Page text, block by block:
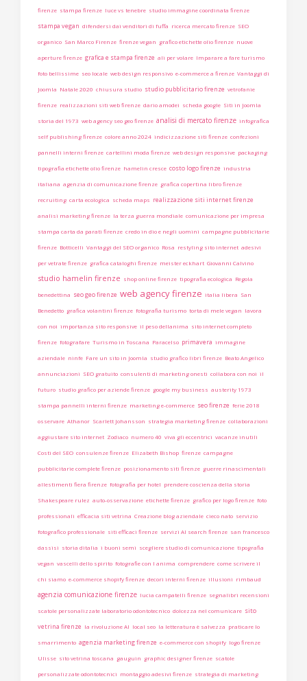
firenze stampa firenze luce vs tenebre studio immagine coordinata firenze
stampa vegan difendersi dai venditori di fuffa ricerca mercato firenze SEO
organico San Marco Firenze firenze vegan grafico etichette olio firenze nuove
aperture firenze grafica e stampa firenze ali per volare Imparare a fare turismo
foto bellissime seo locale web design responsivo e-commerce a firenze Vantaggi di
Joomla Natale 2020 chiusura studio studio pubblicitario firenze vetrofanie
firenze realizzazioni siti web firenze dario amodei scheda google Siti in Joomla
storia del 1973 web agency seo geo firenze analisi di mercato firenze infografica
self publishing firenze colore anno 2024 indicizzazione siti firenze confezioni
pannelli interni firenze cartellini moda firenze web design responsive packaging
tipografia etichette olio firenze hamelin cresce costo logo firenze industria
italiana agenzia di comunicazione firenze grafica copertina libro firenze
recruiting carta ecologica scheda maps realizzazione siti internet firenze
analisi marketing firenze la terza guerra mondiale comunicazione per impresa
stampa carta da parati firenze credo in dio e negli uomini campagne pubblicitarie
firenze Botticelli Vantaggi del SEO organico Rosa restyling sito internet adesivi
per vetrate firenze grafica cataloghi firenze meister eckhart Giovanni Calvino
studio hamelin firenze shop online firenze tipografia ecologica Regola
benedettina seo geo firenze web agency firenze italia libera San
Benedetto grafica volantini firenze fotografia turismo torta di mele vegan lavora
con noi importanza sito responsive il peso dellanima sito internet completo
firenze fotografare Turismo in Toscana Paracelso primavera immagine
aziendale ninfe Fare un sito in Joomla studio grafico libri firenze Beato Angelico
annunciazioni SEO gratuito consulenti di marketing onesti collabora con noi il
futuro studio grafico per aziende firenze google my business austerity 1973
stampa pannelli interni firenze marketing e-commerce seo firenze ferie 2018
osservare Athanor Scarlett Johansson strategia marketing firenze collaborazioni
aggiustare sito internet Zodiaco numero 40 viva gli eccentrici vacanze inutili
Costi del SEO consulenze firenze Elizabeth Bishop firenze campagne
pubblicitarie complete firenze posizionamento siti firenze guerre rinascimentali
allestimenti fiera firenze fotografia per hotel prendere coscienza della storia
Shakespeare rulez auto-osservazione etichette firenze grafico per logo firenze foto
professionali efficacia siti vetrina Creazione blog aziendale cieco nato servizio
fotografico professionale siti efficaci firenze servizi AI search firenze san francesco
dassisi storia ditalia i buoni semi scegliere studio di comunicazione tipografia
vegan vascelli dello spirito fotografie con l anima comprendere come scrivere il
chi siamo e-commerce shopify firenze decori interni firenze illusioni rimbaud
agenzia comunicazione firenze lucia campatelli firenze segnalibri recensioni
scatole personalizzate laboratorio odontotecnico dolcezza nel comunicare sito
vetrina firenze la rivoluzione AI local seo la letteratura è salvezza praticare lo
smarrimento agenzia marketing firenze e-commerce con shopify logo firenze
Ulisse sito vetrina toscana gauguin graphic designer firenze scatole
personalizzate odontotecnici montaggio adesivi firenze strategia di marketing